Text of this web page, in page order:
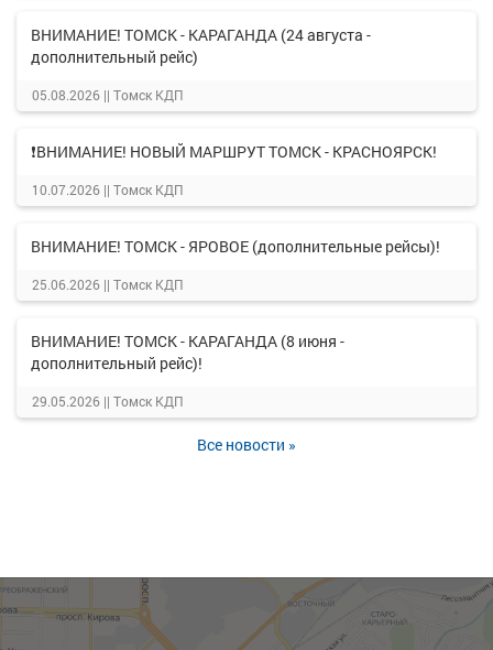
ВНИМАНИЕ! ТОМСК - КАРАГАНДА (24 августа -
дополнительный рейс)
05.08.2026 || Томск КДП
❗ВНИМАНИЕ! НОВЫЙ МАРШРУТ ТОМСК - КРАСНОЯРСК!
10.07.2026 || Томск КДП
ВНИМАНИЕ! ТОМСК - ЯРОВОЕ (дополнительные рейсы)!
25.06.2026 || Томск КДП
ВНИМАНИЕ! ТОМСК - КАРАГАНДА (8 июня -
дополнительный рейс)!
29.05.2026 || Томск КДП
Все новости »